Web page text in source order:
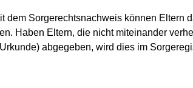
dem Sorgerechtsnachweis können Eltern
Haben Eltern, die nicht miteinander
abgegeben, wird dies im